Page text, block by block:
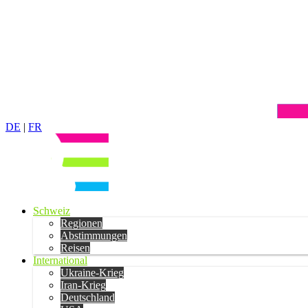
DE | FR
Schweiz
Regionen
Abstimmungen
Reisen
International
Ukraine-Krieg
Iran-Krieg
Deutschland